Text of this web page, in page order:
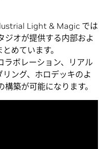
Light & Magic では
ジオが提供する内部およ
めています。
ラボレーション、リアル
ング、ホロデッキのよ
築が可能になります。